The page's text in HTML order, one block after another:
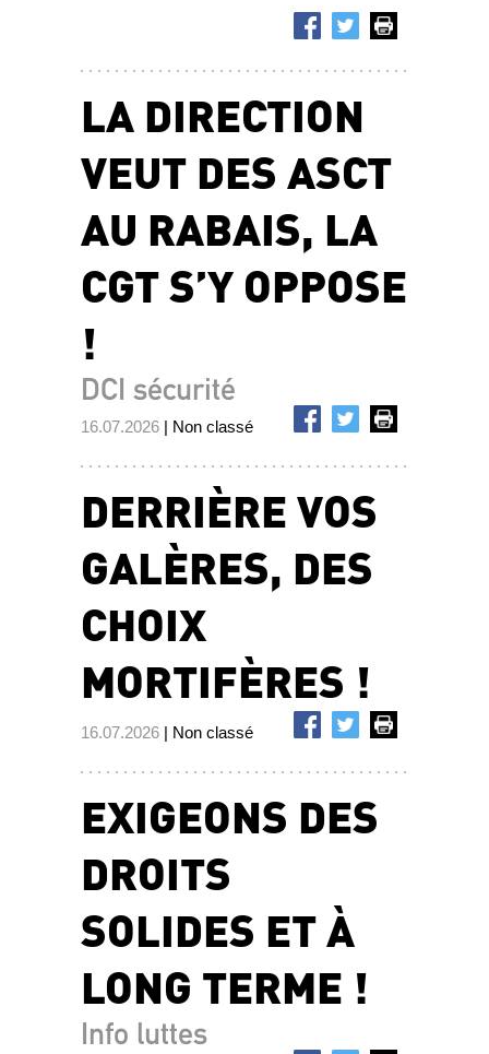
LA DIRECTION
VEUT DES ASCT
AU RABAIS, LA
CGT S’Y OPPOSE
!
DCI sécurité
16.07.2026 | Non classé
DERRIÈRE VOS
GALÈRES, DES
CHOIX
MORTIFÈRES !
16.07.2026 | Non classé
EXIGEONS DES
DROITS
SOLIDES ET À
LONG TERME !
Info luttes